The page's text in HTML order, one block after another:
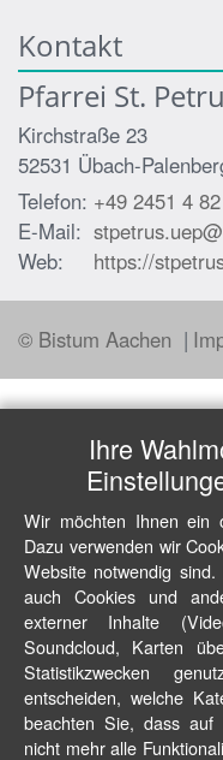
Kontakt
Pfarrei St.
Kirchstraße 23
52531 Übach-
Telefon: +49 2451 4
E-Mail:
Web:
https://
© Bistum Aachen
Ihre
Wir möchten Ihnen ein
Dazu verwenden wir
Website notwendig
auch Cookies und
externer Inhalte
Soundcloud, Karten
Statistikzwecken
entscheiden, welche
beachten Sie, dass auf
nicht mehr alle